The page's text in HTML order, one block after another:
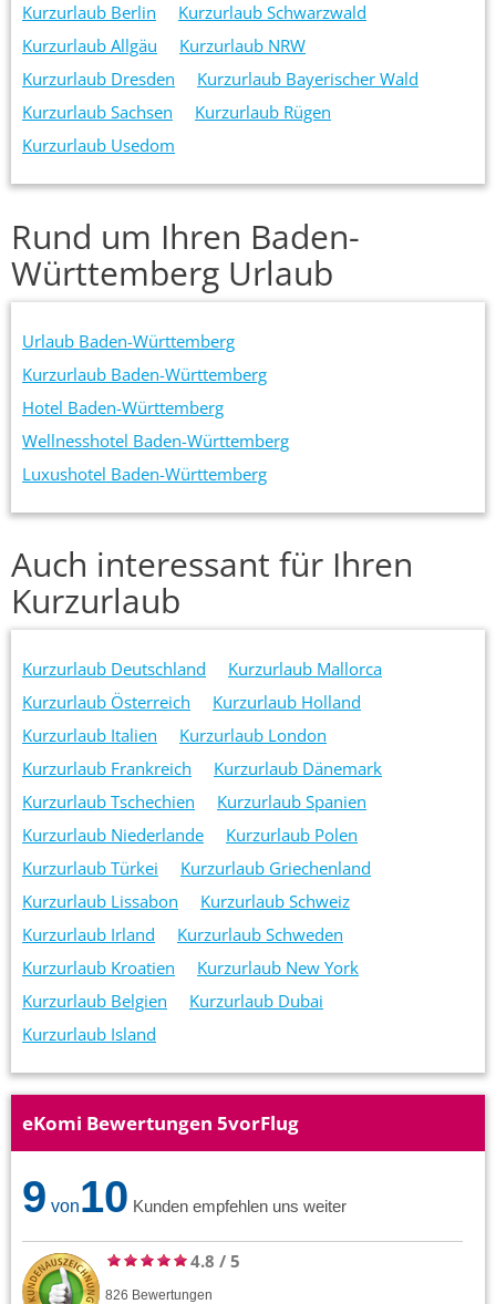
Kurzurlaub Berlin
Kurzurlaub Schwarzwald
Kurzurlaub Allgäu
Kurzurlaub NRW
Kurzurlaub Dresden
Kurzurlaub Bayerischer Wald
Kurzurlaub Sachsen
Kurzurlaub Rügen
Kurzurlaub Usedom
Rund um Ihren Baden-
Württemberg Urlaub
Urlaub Baden-Württemberg
Kurzurlaub Baden-Württemberg
Hotel Baden-Württemberg
Wellnesshotel Baden-Württemberg
Luxushotel Baden-Württemberg
Auch interessant für Ihren
Kurzurlaub
Kurzurlaub Deutschland
Kurzurlaub Mallorca
Kurzurlaub Österreich
Kurzurlaub Holland
Kurzurlaub Italien
Kurzurlaub London
Kurzurlaub Frankreich
Kurzurlaub Dänemark
Kurzurlaub Tschechien
Kurzurlaub Spanien
Kurzurlaub Niederlande
Kurzurlaub Polen
Kurzurlaub Türkei
Kurzurlaub Griechenland
Kurzurlaub Lissabon
Kurzurlaub Schweiz
Kurzurlaub Irland
Kurzurlaub Schweden
Kurzurlaub Kroatien
Kurzurlaub New York
Kurzurlaub Belgien
Kurzurlaub Dubai
Kurzurlaub Island
eKomi Bewertungen 5vorFlug
9 von10 Kunden empfehlen uns weiter
4.8 / 5
826 Bewertungen